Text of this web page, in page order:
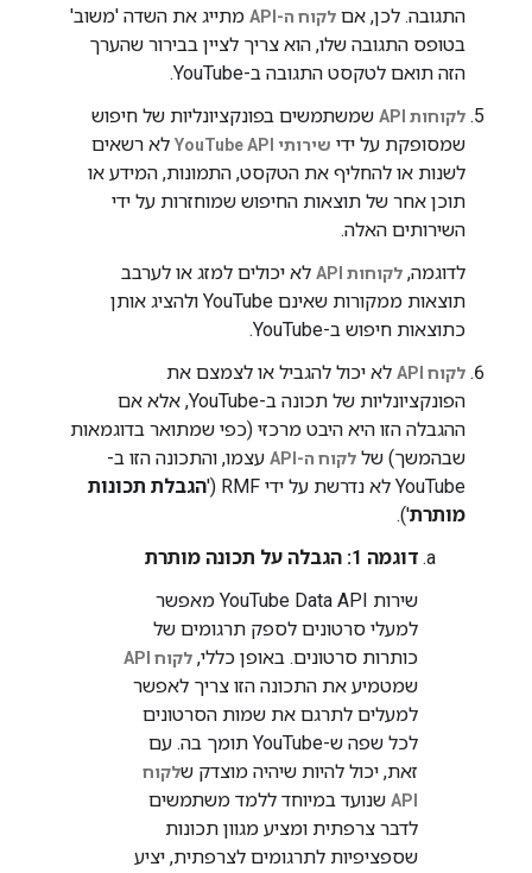
התגובה. לכן, אם לקוח ה-API
מתייג את השדה 'משוב'
בטופס התגובה שלו, הוא צריך לציין בבירור שהערך
הזה תואם לטקסט התגובה ב-YouTube.
לקוחות API
שמשתמשים בפונקציונליות של חיפוש
שמסופקת על ידי שירותי YouTube API
לא רשאים
לשנות או להחליף את הטקסט, התמונות, המידע או
תוכן אחר של תוצאות החיפוש שמוחזרות על ידי
השירותים האלה.
לדוגמה, לקוחות API
לא יכולים למזג או לערבב
תוצאות ממקורות שאינם YouTube ולהציג אותן
כתוצאות חיפוש ב-YouTube.
לקוח API
לא יכול להגביל או לצמצם את
הפונקציונליות של תכונה ב-YouTube, אלא אם
ההגבלה הזו היא היבט מרכזי (כפי שמתואר בדוגמאות
שבהמשך) של לקוח ה-API
עצמו, והתכונה הזו ב-
YouTube לא נדרשת על ידי RMF ('
הגבלת תכונות
מותרת').
דוגמה 1: הגבלה על תכונה מותרת
שירות YouTube Data API מאפשר
למעלי סרטונים לספק תרגומים של
כותרות סרטונים. באופן כללי, לקוח API
שמטמיע את התכונה הזו צריך לאפשר
למעלים לתרגם את שמות הסרטונים
לכל שפה ש-YouTube תומך בה. עם
זאת, יכול להיות שיהיה מוצדק שלקוח
API שנועד במיוחד ללמד משתמשים
לדבר צרפתית ומציע מגוון תכונות
שספציפיות לתרגומים לצרפתית, יציע